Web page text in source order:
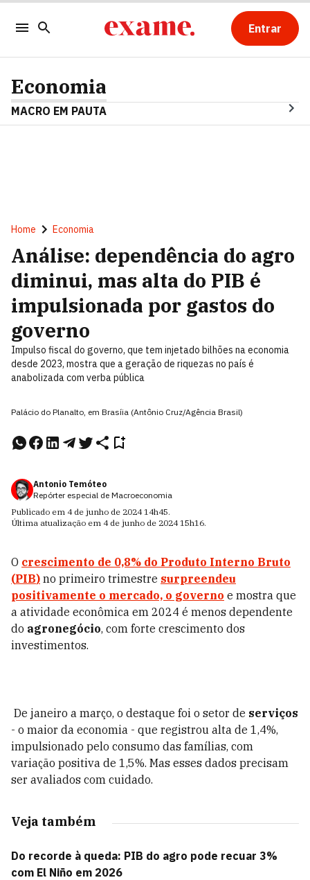
Entrar
Economia
MACRO EM PAUTA
Home Economia
Análise: dependência do agro
diminui, mas alta do PIB é
impulsionada por gastos do
governo
Impulso fiscal do governo, que tem injetado bilhões na economia
desde 2023, mostra que a geração de riquezas no país é
anabolizada com verba pública
Palácio do Planalto, em Brasíia (Antônio Cruz/Agência Brasil)
Antonio Temóteo
Repórter especial de Macroeconomia
Publicado em 4 de junho de 2024 14h45.
Última atualização em 4 de junho de 2024 15h16.
O crescimento de 0,8% do Produto Interno Bruto
(PIB) no primeiro trimestre surpreendeu
positivamente o mercado, o governo e mostra que
a atividade econômica em 2024 é menos dependente
do agronegócio, com forte crescimento dos
investimentos.
De janeiro a março, o destaque foi o setor de serviços
- o maior da economia - que registrou alta de 1,4%,
impulsionado pelo consumo das famílias, com
variação positiva de 1,5%. Mas esses dados precisam
ser avaliados com cuidado.
Veja também
Do recorde à queda: PIB do agro pode recuar 3%
com El Niño em 2026